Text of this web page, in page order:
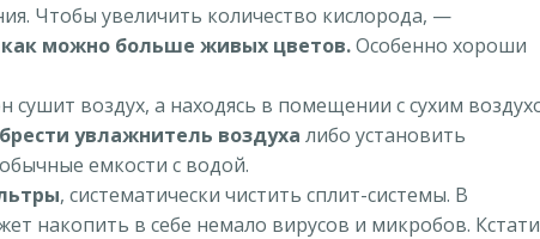
Чтобы увеличить количество кислорода, —
можно больше живых цветов.Особенно хороши
воздух, а находясь в помещении с сухим
увлажнитель воздуха либо установить
емкости с водой.
, систематически чистить сплит-системы. В
накопить в себе немало вирусов и микробов.